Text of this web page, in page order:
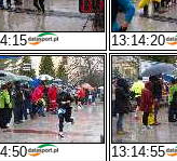
13:14:20
13:14:55